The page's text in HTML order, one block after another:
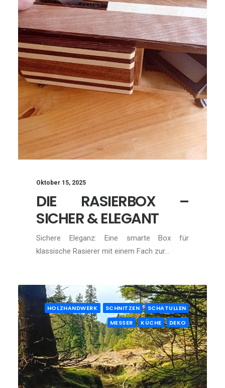
Oktober 15, 2025
DIE RASIERBOX –
SICHER & ELEGANT
Sichere Eleganz: Eine smarte Box für
klassische Rasierer mit einem Fach zur…
HOLZHANDWERK SCHNITZEN
SCHATULLEN
MESSER
KÜCHE DEKO